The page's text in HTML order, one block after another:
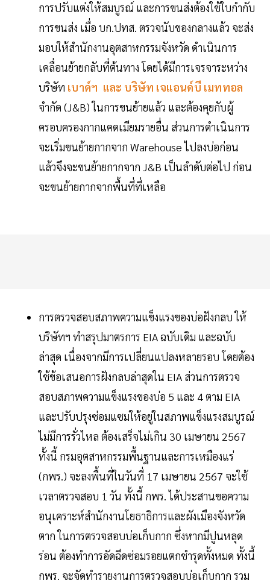
การปรับแต่งให้สมบูรณ์ และการขนส่งต้องใช้ใบกำกับ
การขนส่ง เมื่อ บก.ปทส. ตรวจนับของกลางแล้ว จะส่ง
มอบให้สำนักงานอุตสาหกรรมจังหวัด ดำเนินการ
เคลื่อนย้ายกลับที่ต้นทาง โดยได้มีการเจรจาระหว่าง
บริษัท เบาด์ฯ และ บริษัท เจแอนด์บี เมททอล
จำกัด (J&B) ในการขนย้ายแล้ว และต้องคุยกับผู้
ครอบครองกากแคดเมียมรายอื่น ส่วนการดำเนินการ
จะเริ่มขนย้ายกากจาก Warehouse ไปลงบ่อก่อน
แล้วจึงจะขนย้ายกากจาก J&B เป็นลำดับต่อไป ก่อน
จะขนย้ายกากจากพื้นที่ที่เหลือ
การตรวจสอบสภาพความแข็งแรงของบ่อฝังกลบ ให้
บริษัทฯ ทำสรุปมาตรการ EIA ฉบับเดิม และฉบับ
ล่าสุด เนื่องจากมีการเปลี่ยนแปลงหลายรอบ โดยต้อง
ใช้ข้อเสนอการฝังกลบล่าสุดใน EIA ส่วนการตรวจ
สอบสภาพความแข็งแรงของบ่อ 5 และ 4 ตาม EIA
และปรับปรุงซ่อมแซมให้อยู่ในสภาพแข็งแรงสมบูรณ์
ไม่มีการรั่วไหล ต้องเสร็จไม่เกิน 30 เมษายน 2567
ทั้งนี้ กรมอุตสาหกรรมพื้นฐานและการเหมืองแร่
(กพร.) จะลงพื้นที่ในวันที่ 17 เมษายน 2567 จะใช้
เวลาตรวจสอบ 1 วัน ทั้งนี้ กพร. ได้ประสานขอความ
อนุเคราะห์สำนักงานโยธาธิการและผังเมืองจังหวัด
ตาก ในการตรวจสอบบ่อเก็บกาก ซึ่งหากมีปูนหลุด
ร่อน ต้องทำการอัดฉีดซ่อมรอยแตกชำรุดทั้งหมด ทั้งนี้
กพร. จะจัดทำรายงานการตรวจสอบบ่อเก็บกาก รวม